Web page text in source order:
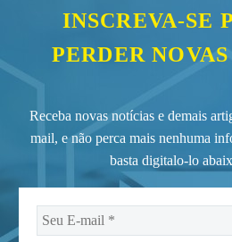
INSCREVA-SE
PERDER
Receba novas notícias e demais
mail, e não perca mais nenhuma
basta digitalo-lo
Seu
E-